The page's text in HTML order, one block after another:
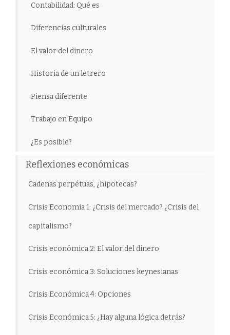
Contabilidad: Qué es
Diferencias culturales
El valor del dinero
Historia de un letrero
Piensa diferente
Trabajo en Equipo
¿Es posible?
Reflexiones económicas
Cadenas perpétuas, ¿hipotecas?
Crisis Economia 1: ¿Crisis del mercado? ¿Crisis del
capitalismo?
Crisis económica 2: El valor del dinero
Crisis económica 3: Soluciones keynesianas
Crisis Económica 4: Opciones
Crisis Económica 5: ¿Hay alguna lógica detrás?